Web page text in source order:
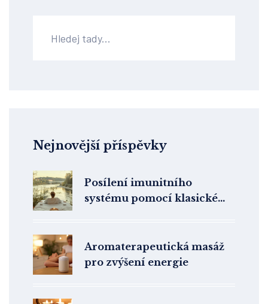
Nejnovější příspěvky
Posílení imunitního
systému pomocí klasické
Aromaterapeutická masáž
pro zvýšení energie